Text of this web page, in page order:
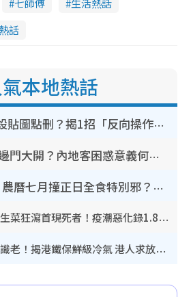
m
e
話
本地熱話
WhatsApp預設貼圖點刪？揭1招「反向操作」還原簡潔介面 附3步實測教學
香港山邊鐵閘邊門大開？內地客困惑意義何在！網民神回覆：呢種叫法理性防禦
鬼門開2026｜農曆七月撞正日全食特別邪？專家警告切忌做一事！揭4大禁忌+2招保平安
奪命寄生蟲｜食生菜狂瀉首現死者！疫潮惡化錄1.8萬宗病例 揭洗菜3大謬誤
內地客歎港人唔識老！揭港鐵保鮮級冷氣 港人求放過：咪投訴